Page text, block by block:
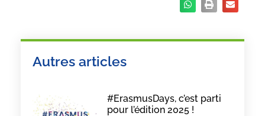
Autres articles
#ErasmusDays, c’est parti
pour l’édition 2025 !